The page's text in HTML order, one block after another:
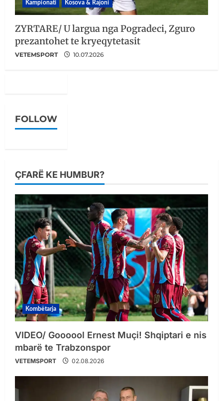
Kampionati Kosova & Rajoni
ZYRTARE/ U largua nga Pogradeci, Zguro
prezantohet te kryeqytetasit
VETEMSPORT 10.07.2026
FOLLOW
ÇFARË KE HUMBUR?
Kombëtarja
VIDEO/ Goooool Ernest Muçi! Shqiptari e nis
mbarë te Trabzonspor
VETEMSPORT 02.08.2026